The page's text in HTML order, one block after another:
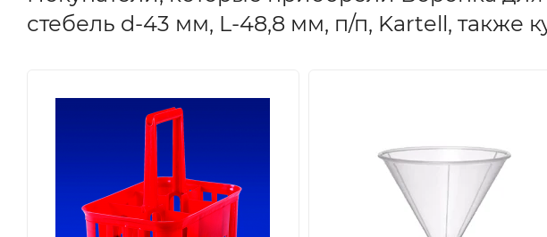
стебель d-43 мм, L-48,8 мм, п/п, Kartell, также